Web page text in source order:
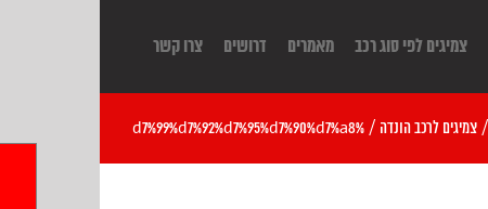
צמיגים לפי סוג רכב מאמרים דרושים צרו קשר
/ צמיגים לרכב הונדה /
%d7%99%d7%92%d7%95%d7%90%d7%a8